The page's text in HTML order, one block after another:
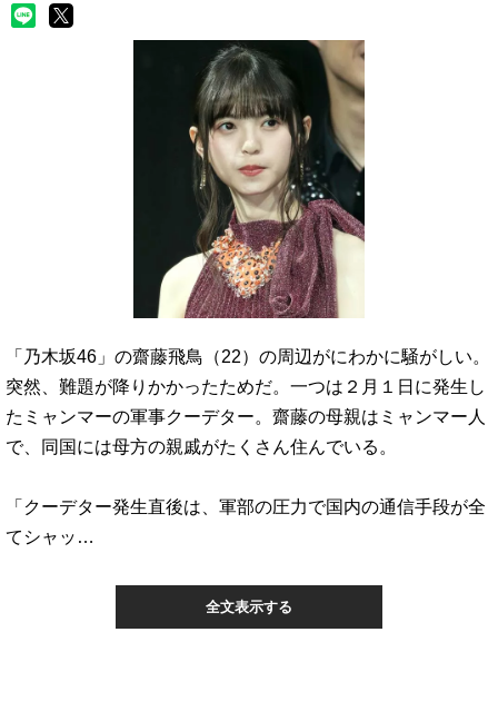
「乃木坂46」の齋藤飛鳥（22）の周辺がにわかに騒がしい。
突然、難題が降りかかったためだ。一つは２月１日に発生し
たミャンマーの軍事クーデター。齋藤の母親はミャンマー人
で、同国には母方の親戚がたくさん住んでいる。
「クーデター発生直後は、軍部の圧力で国内の通信手段が全
てシャッ…
全文表示する